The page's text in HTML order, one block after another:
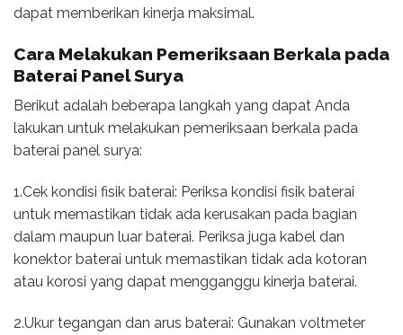
dapat memberikan kinerja maksimal.
Cara Melakukan Pemeriksaan Berkala pada
Baterai Panel Surya
Berikut adalah beberapa langkah yang dapat Anda
lakukan untuk melakukan pemeriksaan berkala pada
baterai panel surya:
1.Cek kondisi fisik baterai: Periksa kondisi fisik baterai
untuk memastikan tidak ada kerusakan pada bagian
dalam maupun luar baterai. Periksa juga kabel dan
konektor baterai untuk memastikan tidak ada kotoran
atau korosi yang dapat mengganggu kinerja baterai.
2.Ukur tegangan dan arus baterai: Gunakan voltmeter